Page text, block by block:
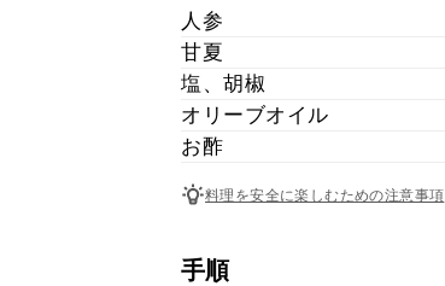
人参
甘夏
塩、胡椒
オリーブオイル
お酢
料理を安全に楽しむための注意事項
手順